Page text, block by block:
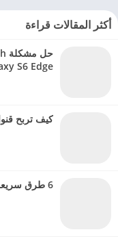
أكثر المقالات قراءة
S6 Edge
كيف تربح
6 طرق سريعة وسهلة لتسريع مواقع Laravel